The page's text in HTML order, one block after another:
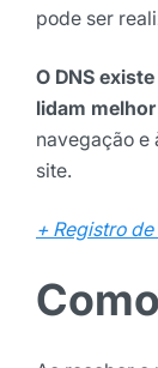
pode ser
O DNS
lidam
navegação e
site.
+ Registro